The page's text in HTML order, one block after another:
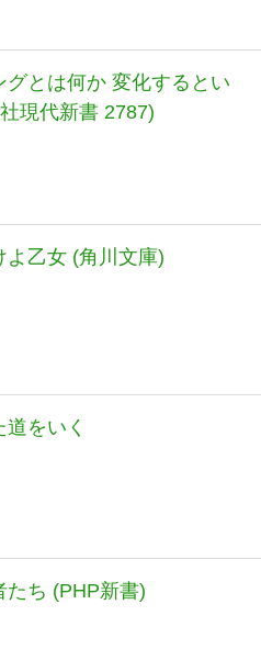
グとは何か 変化するとい
現代新書 2787)
よ乙女 (角川文庫)
をいく
たち (PHP新書)